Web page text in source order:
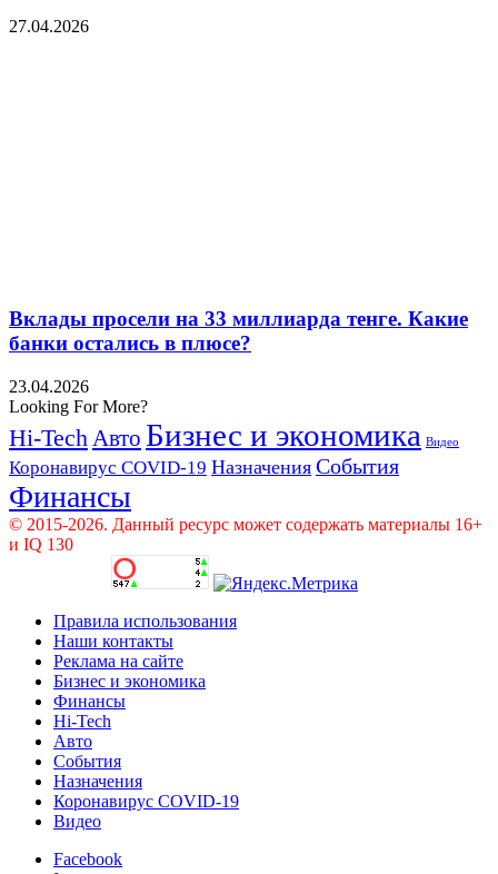
27.04.2026
Вклады просели на 33 миллиарда тенге. Какие
банки остались в плюсе?
23.04.2026
Looking For More?
Hi-Tech Авто Бизнес и экономика Видео
Коронавирус COVID-19 Назначения События
Финансы
© 2015-2026. Данный ресурс может содержать материалы 16+
и IQ 130
Правила использования
Наши контакты
Реклама на сайте
Бизнес и экономика
Финансы
Hi-Tech
Авто
События
Назначения
Коронавирус COVID-19
Видео
Facebook